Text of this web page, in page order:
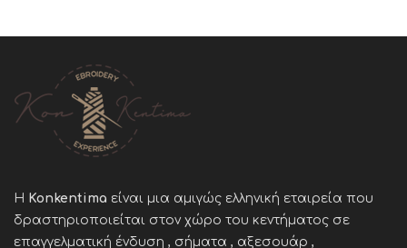
Η Konkentima είναι μια αμιγώς ελληνική εταιρεία που
δραστηριοποιείται στον χώρο του κεντήματος σε
επαγγελματική ένδυση , σήματα , αξεσουάρ ,